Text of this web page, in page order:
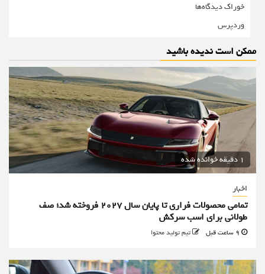
خوراک دیدگاه‌ها
وردپرس
ممکن است ندیده باشید
1 دقیقه خوانده شده
اخبار
تمامی محصولات فراری تا پایان سال ۲۰۲۷ فروخته شد؛ صف
طولانی برای اسب سرکش
تیم تولید محتوا